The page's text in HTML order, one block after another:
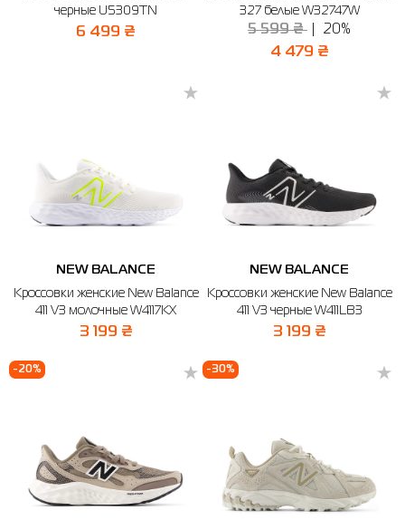
черные U5309TN
6 499 ₴
327 белые W32747W
5 599 ₴ 20%
4 479 ₴
NEW BALANCE
Кроссовки женские New Balance
411 V3 молочные W4117KX
3 199 ₴
NEW BALANCE
Кроссовки женские New Balance
411 V3 черные W411LB3
3 199 ₴
-20% -30%